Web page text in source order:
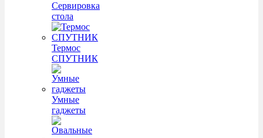
Сервировка
стола
Термос
СПУТНИК
Умные
гаджеты